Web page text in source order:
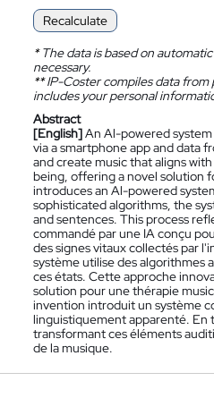
Recalculate
*The data is based on
necessary.
**IP-Coster compiles data from
includes your personal
Abstract
[English]An Al-powered
via a smartphone app and data
and create music that aligns
being, offering a novel solution
introduces an Al-powered
sophisticated algorithms, the
and sentences. This process
commandé par une IA conçu
des signes vitaux collectés par
système utilise des algorithmes
ces états. Cette approche
solution pour une thérapie
invention introduit un système
linguistiquement apparenté. En
transformant ces éléments
de la musique.